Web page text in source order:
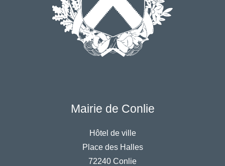
Mairie de Conlie
Hôtel de ville
Place des Halles
72240 Conlie